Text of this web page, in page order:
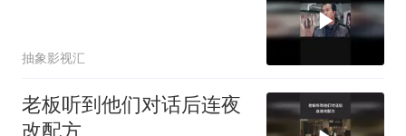
抽象影视汇
老板听到他们对话后连夜
改配方